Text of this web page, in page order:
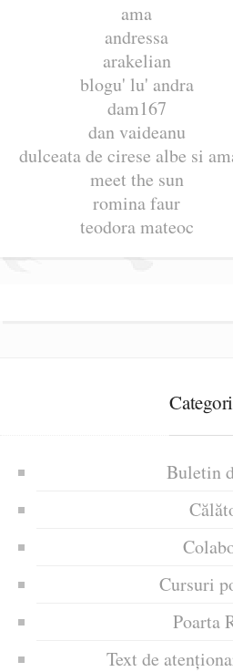
ama
andressa
arakelian
blogu' lu' andra
dam167
dan vaideanu
dulceata de cirese albe si
meet the sun
romina faur
teodora mateoc
Buletin
Cursuri
Poarta
Text de